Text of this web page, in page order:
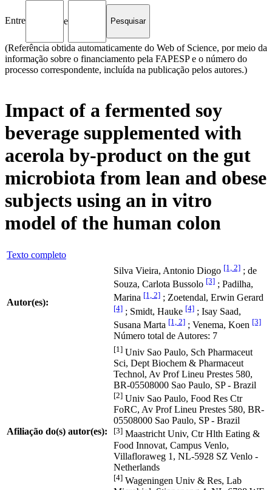
Entre e
(Referência obtida automaticamente do Web of Science, por meio da
informação sobre o financiamento pela FAPESP e o número do
processo correspondente, incluída na publicação pelos autores.)
Impact of a fermented soy
beverage supplemented with
acerola by-product on the gut
microbiota from lean and obese
subjects using an in vitro
model of the human colon
Texto completo
Autor(es):
Silva Vieira, Antonio Diogo [1, 2] ; de
Souza, Carlota Bussolo [3] ; Padilha,
Marina [1, 2] ; Zoetendal, Erwin Gerard
[4] ; Smidt, Hauke [4] ; Isay Saad,
Susana Marta [1, 2] ; Venema, Koen [3]
Número total de Autores: 7
Afiliação do(s) autor(es):
[1] Univ Sao Paulo, Sch Pharmaceut
Sci, Dept Biochem & Pharmaceut
Technol, Av Prof Lineu Prestes 580,
BR-05508000 Sao Paulo, SP - Brazil
[2] Univ Sao Paulo, Food Res Ctr
FoRC, Av Prof Lineu Prestes 580, BR-
05508000 Sao Paulo, SP - Brazil
[3] Maastricht Univ, Ctr Hlth Eating &
Food Innovat, Campus Venlo,
Villafloraweg 1, NL-5928 SZ Venlo -
Netherlands
[4] Wageningen Univ & Res, Lab